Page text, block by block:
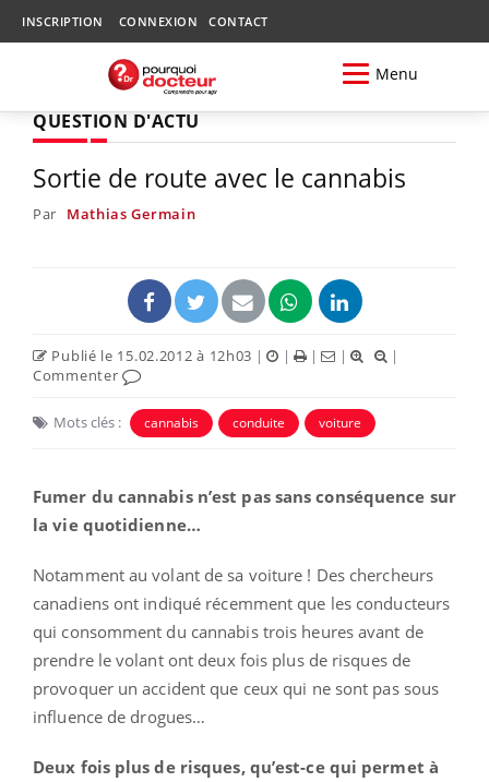
INSCRIPTION CONNEXION CONTACT
Menu
QUESTION D'ACTU
Sortie de route avec le cannabis
Par Mathias Germain
Publié le 15.02.2012 à 12h03 | | | |
|
Commenter
Mots clés : cannabis conduite voiture
Fumer du cannabis n’est pas sans conséquence sur
la vie quotidienne…
Notamment au volant de sa voiture ! Des chercheurs
canadiens ont indiqué récemment que les conducteurs
qui consomment du cannabis trois heures avant de
prendre le volant ont deux fois plus de risques de
provoquer un accident que ceux qui ne sont pas sous
influence de drogues…
Deux fois plus de risques, qu’est-ce qui permet à